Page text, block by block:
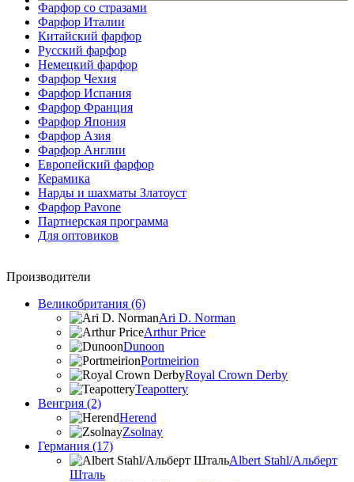
Фарфор со стразами
Фарфор Италии
Китайский фарфор
Русский фарфор
Немецкий фарфор
Фарфор Чехия
Фарфор Испания
Фарфор Франция
Фарфор Япония
Фарфор Азия
Фарфор Англии
Европейский фарфор
Керамика
Нарды и шахматы Златоуст
Фарфор Pavone
Партнерская программа
Для оптовиков
Производители
Великобритания (6)
Ari D. Norman
Arthur Price
Dunoon
Portmeirion
Royal Crown Derby
Teapottery
Венгрия (2)
Herend
Zsolnay
Германия (17)
Albert Stahl/Альбеpт
Шталь